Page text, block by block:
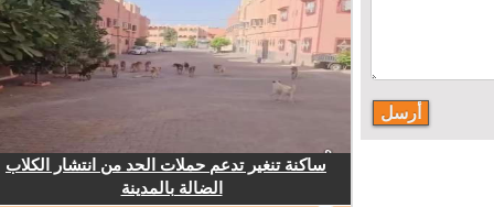
ساكنة تنغير تدعم حملات الحد من انتشار الكلاب
الضالة بالمدينة